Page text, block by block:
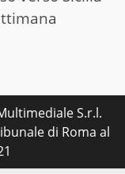
S.r.l.
di Roma al